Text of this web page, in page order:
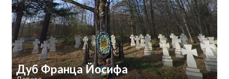
Дуб Франца Йосифа